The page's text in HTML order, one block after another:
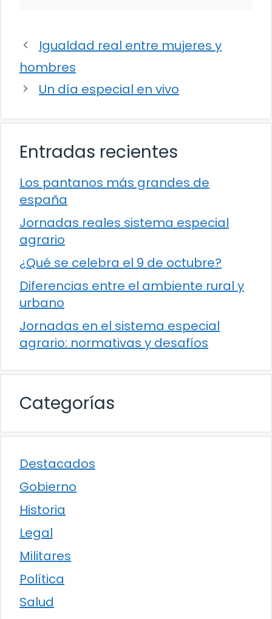
Igualdad real entre mujeres y
hombres
Un día especial en vivo
Entradas recientes
Los pantanos más grandes de
españa
Jornadas reales sistema especial
agrario
¿Qué se celebra el 9 de octubre?
Diferencias entre el ambiente rural y
urbano
Jornadas en el sistema especial
agrario: normativas y desafíos
Categorías
Destacados
Gobierno
Historia
Legal
Militares
Política
Salud